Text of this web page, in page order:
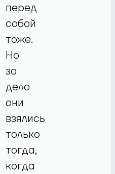
перед
собой
тоже.
Но
за
дело
они
взялись
только
тогда,
когда